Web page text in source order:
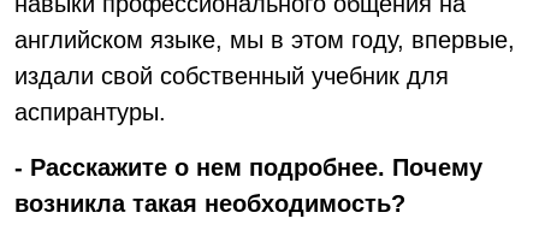
английском языке, мы в этом году, впервые,
издали свой собственный учебник для
аспирантуры.
- Расскажите о нем подробнее. Почему
возникла такая необходимость?